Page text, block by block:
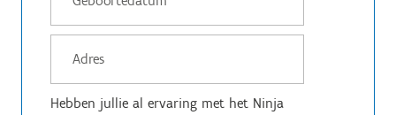
Hebben jullie al ervaring met het Ninja